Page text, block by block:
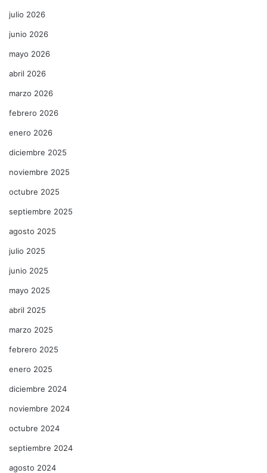
julio 2026
junio 2026
mayo 2026
abril 2026
marzo 2026
febrero 2026
enero 2026
diciembre 2025
noviembre 2025
octubre 2025
septiembre 2025
agosto 2025
julio 2025
junio 2025
mayo 2025
abril 2025
marzo 2025
febrero 2025
enero 2025
diciembre 2024
noviembre 2024
octubre 2024
septiembre 2024
agosto 2024